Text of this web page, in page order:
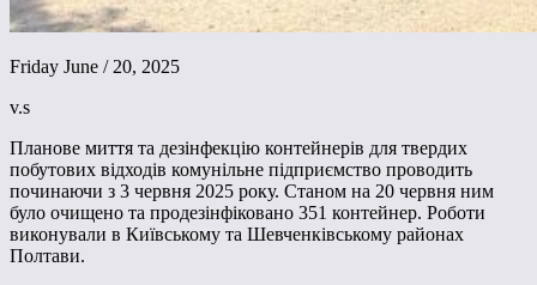
Friday June / 20, 2025
v.s
Планове миття та дезінфекцію контейнерів для твердих
побутових відходів комунільне підприємство проводить
починаючи з 3 червня 2025 року. Станом на 20 червня ним
було очищено та продезінфіковано 351 контейнер. Роботи
виконували в Київському та Шевченківському районах
Полтави.